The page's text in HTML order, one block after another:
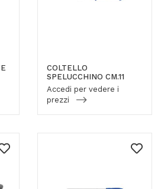
COLTELLO
SPELUCCHINO CM.11
Accedi per vedere i
prezzi